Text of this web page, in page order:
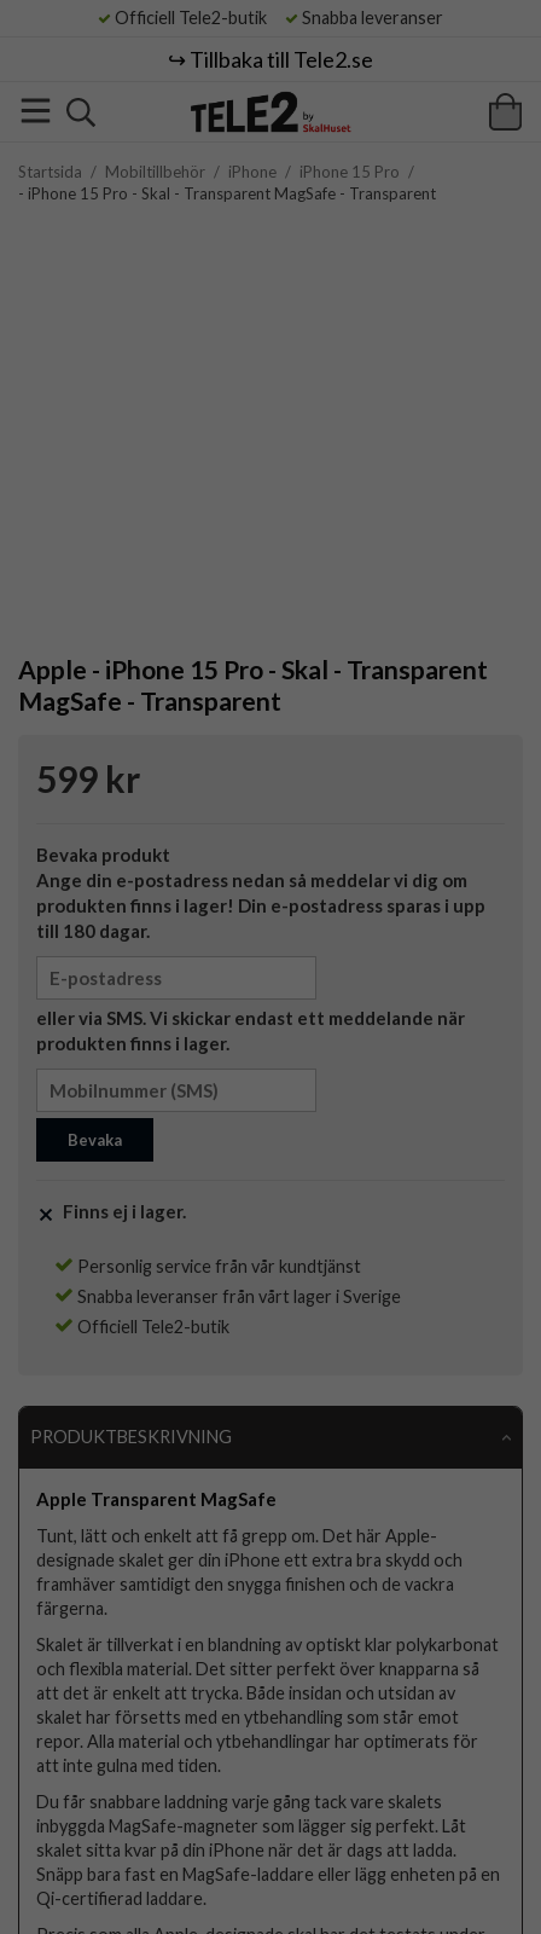
Officiell Tele2-butik Snabba leveranser
↪️ Tillbaka till Tele2.se
Startsida / Mobiltillbehör / iPhone / iPhone 15 Pro /
- iPhone 15 Pro - Skal - Transparent MagSafe - Transparent
Apple - iPhone 15 Pro - Skal - Transparent
MagSafe - Transparent
599 kr
Bevaka produkt
Ange din e-postadress nedan så meddelar vi dig om
produkten finns i lager! Din e-postadress sparas i upp
till 180 dagar.
eller via SMS. Vi skickar endast ett meddelande när
produkten finns i lager.
Bevaka
Finns ej i lager.
Personlig service från vår kundtjänst
Snabba leveranser från vårt lager i Sverige
Officiell Tele2-butik
PRODUKTBESKRIVNING
Apple Transparent MagSafe
Tunt, lätt och enkelt att få grepp om. Det här Apple-
designade skalet ger din iPhone ett extra bra skydd och
framhäver samtidigt den snygga finishen och de vackra
färgerna.
Skalet är tillverkat i en blandning av optiskt klar polykarbonat
och flexibla material. Det sitter perfekt över knapparna så
att det är enkelt att trycka. Både insidan och utsidan av
skalet har försetts med en ytbehandling som står emot
repor. Alla material och ytbehandlingar har optimerats för
att inte gulna med tiden.
Du får snabbare laddning varje gång tack vare skalets
inbyggda MagSafe-magneter som lägger sig perfekt. Låt
skalet sitta kvar på din iPhone när det är dags att ladda.
Snäpp bara fast en MagSafe-laddare eller lägg enheten på en
Qi-certifierad laddare.